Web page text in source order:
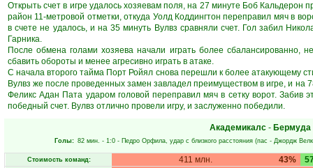
Открыть счет в игре удалось хозяевам поля, на 27 минуте Боб
район 11-метровой отметки, откуда Уолд Коддингтон переправил мяч в
в счете не удалось, и на 35 минуть Вулвз сравняли счет. Гол забил
Гарника.
После обмена голами хозяева начали играть более сбалансированно,
сбавить обороты и менее агресивно играть в атаке.
С начала второго тайма Порт Ройял снова перешли к более атакующему
Вулвз же после проведенных замен завладел преимуществом в игре, и на
Феликс Адан Пата ударом головой переправил мяч в сетку ворот. Забив
победный счет. Вулвз отлично провели игру, и заслуженно победили.
Академикалс- Бермуда
Голы: 82 мин. - 1:0 - Педро Орфила, удар с близкого расстояния (пас - Джордж
Стоимость команд: 43%
411 млн.